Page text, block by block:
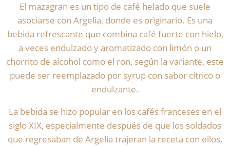
El mazagran es un tipo de café helado que suele
asociarse con Argelia, donde es originario. Es una
bebida refrescante que combina café fuerte con hielo,
a veces endulzado y aromatizado con limón o un
chorrito de alcohol como el ron, según la variante, este
puede ser reemplazado por syrup con sabor cítrico o
endulzante.
La bebida se hizo popular en los cafés franceses en el
siglo XIX, especialmente después de que los soldados
que regresaban de Argelia trajeran la receta con ellos.